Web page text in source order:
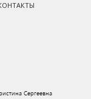
Сергеевна